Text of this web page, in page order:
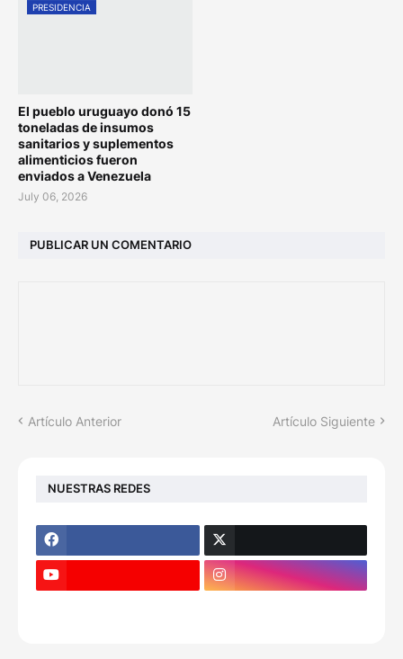
PRESIDENCIA
El pueblo uruguayo donó 15
toneladas de insumos
sanitarios y suplementos
alimenticios fueron
enviados a Venezuela
July 06, 2026
PUBLICAR UN COMENTARIO
Artículo Anterior Artículo Siguiente
NUESTRAS REDES